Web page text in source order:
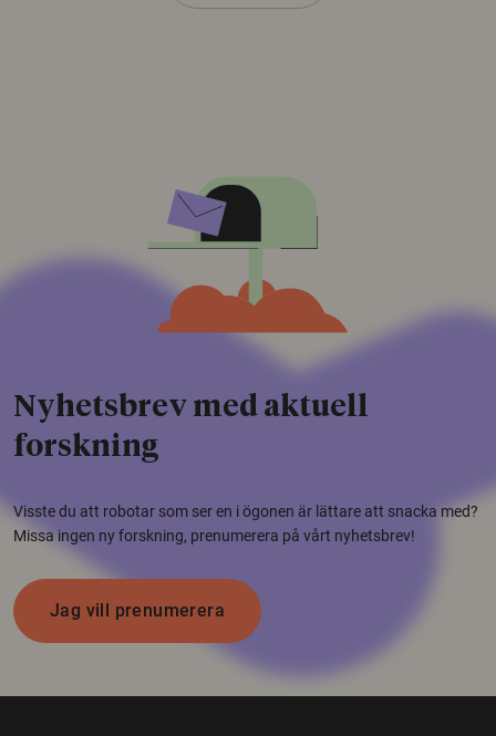
Nyhetsbrev med aktuell
forskning
Visste du att robotar som ser en i ögonen är lättare att snacka med?
Missa ingen ny forskning, prenumerera på vårt nyhetsbrev!
Jag vill prenumerera